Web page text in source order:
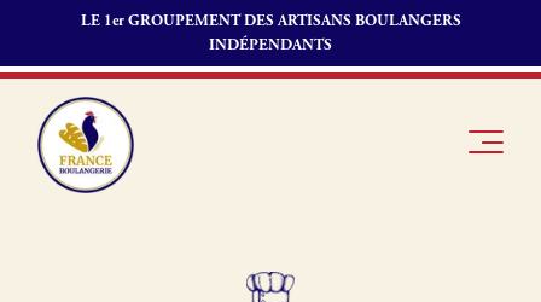
LE 1er GROUPEMENT DES ARTISANS BOULANGERS
INDÉPENDANTS